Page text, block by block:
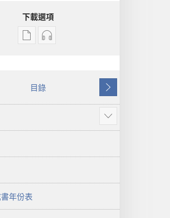
下載選項
電
物
經
世
界
譯
錄
界
本
目錄
下
一
頁顯
示
多
年份表